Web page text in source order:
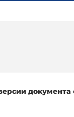
документа